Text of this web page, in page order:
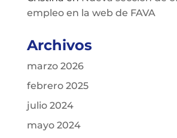
empleo en la web de FAVA
Archivos
marzo 2026
febrero 2025
julio 2024
mayo 2024